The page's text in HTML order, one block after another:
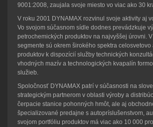
9001:2008, zaujala svoje miesto vo viac ako 30
V roku 2001 DYNAMAX rozvinul svoje aktivity aj
Vo svojom súčasnom sídle dodnes prevádzkuje
petrochemických produktov na najvyššej úrovni.
segmente sú okrem širokého spektra celosvetovo
produktov k dispozícií služby technických
vhodných mazív a technologických kvapalín
služieb.
Spoločnosť DYNAMAX patrí v súčasnosti na
strategickým partnerom v oblasti výroby a
čerpacie stanice pohonných hmôt, ale aj
špecializované predajne s autopríslušenstvom,
svojom portfóliu produktov má viac ako 10 000